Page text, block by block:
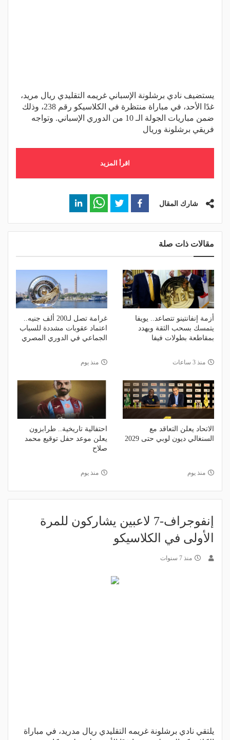
يستضيف نادي برشلونة الإسباني غريمه التقليدي ريال مريد،
غدًا الأحد، في مباراة منتظرة في الكلاسيكو رقم 238، وذلك
ضمن مباريات الجولة الـ 10 من الدوري الإسباني. وتواجه
فريقي برشلونة وريال
اقرأ المزيد
شارك المقال
مقالات ذات صلة
أزمة إنفانتينو تتصاعد.. يويفا
يتمسك بسحب الثقة ويهدد
بمقاطعة بطولات فيفا
منذ 3 ساعات
غرامة تصل لـ200 ألف جنيه..
اعتماد عقوبات مشددة للسباب
الجماعي في الدوري المصري
منذ يوم
الاتحاد يعلن التعاقد مع
السنغالي ديون لوبي حتى 2029
منذ يوم
احتفالية تاريخية.. طرابزون
يعلن موعد حفل توقيع محمد
صلاح
منذ يوم
إنفوجراف-7 لاعبين يشاركون للمرة
الأولى في الكلاسيكو‎
منذ 7 سنوات
يلتقي نادي برشلونة غريمه التقليدي ريال مدريد، في مباراة